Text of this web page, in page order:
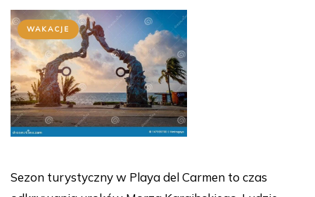
WAKACJE
Sezon turystyczny w Playa del Carmen to czas